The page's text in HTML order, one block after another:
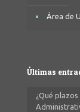
Área de
Últimas
¿Qué